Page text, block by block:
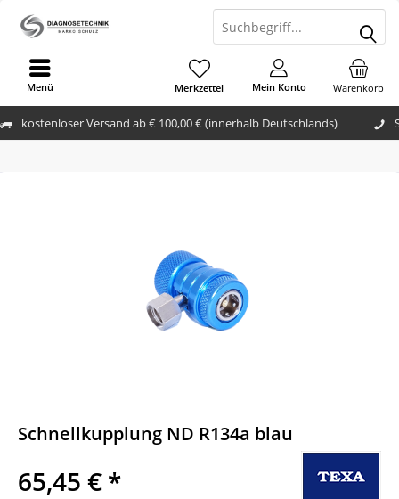
kostenloser Versand ab € 100,00 € (innerhalb Deutschlands)
Warenkorb
Merkzettel Mein Konto
Menü
Schnellkupplung ND R134a blau
65,45 € *